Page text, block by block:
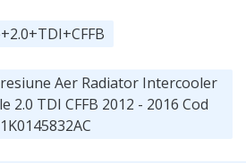
Aer Radiator Intercooler
2.0 TDI CFFB 2012 - 2016 Cod
1K0145832AC